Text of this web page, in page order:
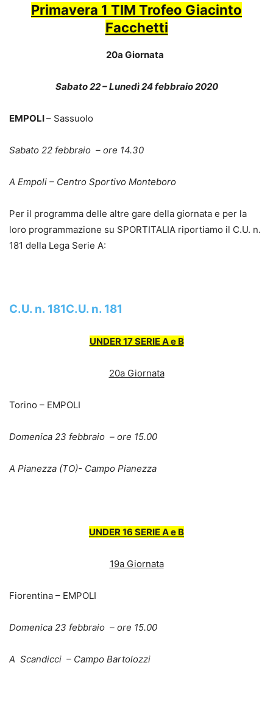
Primavera 1 TIM Trofeo Giacinto
Facchetti
20a Giornata
Sabato 22 – Lunedì 24 febbraio 2020
EMPOLI– Sassuolo
Sabato 22 febbraio – ore 14.30
A Empoli – Centro Sportivo Monteboro
Per il programma delle altre gare della giornata e per la
loro programmazione su SPORTITALIA riportiamo il C.U. n.
181 della Lega Serie A:
C.U. n. 181C.U. n. 181
UNDER 17 SERIE A e B
20a Giornata
Torino – EMPOLI
Domenica 23 febbraio – ore 15.00
A Pianezza (TO)- Campo Pianezza
UNDER 16 SERIE A e B
19a Giornata
Fiorentina – EMPOLI
Domenica 23 febbraio – ore 15.00
A Scandicci – Campo Bartolozzi